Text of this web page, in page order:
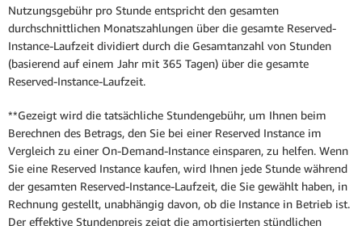
Nutzungsgebühr pro Stunde entspricht den gesamten
durchschnittlichen Monatszahlungen über die gesamte Reserved-
Instance-Laufzeit dividiert durch die Gesamtanzahl von Stunden
(basierend auf einem Jahr mit 365 Tagen) über die gesamte
Reserved-Instance-Laufzeit.
**Gezeigt wird die tatsächliche Stundengebühr, um Ihnen beim
Berechnen des Betrags, den Sie bei einer Reserved Instance im
Vergleich zu einer On-Demand-Instance einsparen, zu helfen. Wenn
Sie eine Reserved Instance kaufen, wird Ihnen jede Stunde während
der gesamten Reserved-Instance-Laufzeit, die Sie gewählt haben, in
Rechnung gestellt, unabhängig davon, ob die Instance in Betrieb ist.
Der effektive Stundenpreis zeigt die amortisierten stündlichen